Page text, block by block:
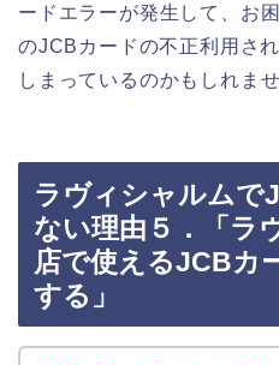
ードエラーが発生して、お
のJCBカードの不正利用さ
しまっているのかもしれませ
ラヴィシャルムで
ない理由５．「ラ
店で使えるJCBカ
する」